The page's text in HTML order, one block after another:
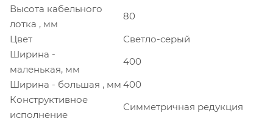
Высота кабельного
лотка , мм
80
Цвет
Светло-серый
Ширина -
маленькая, мм
400
Ширина - большая , мм 400
Конструктивное
исполнение
Симметричная редукция